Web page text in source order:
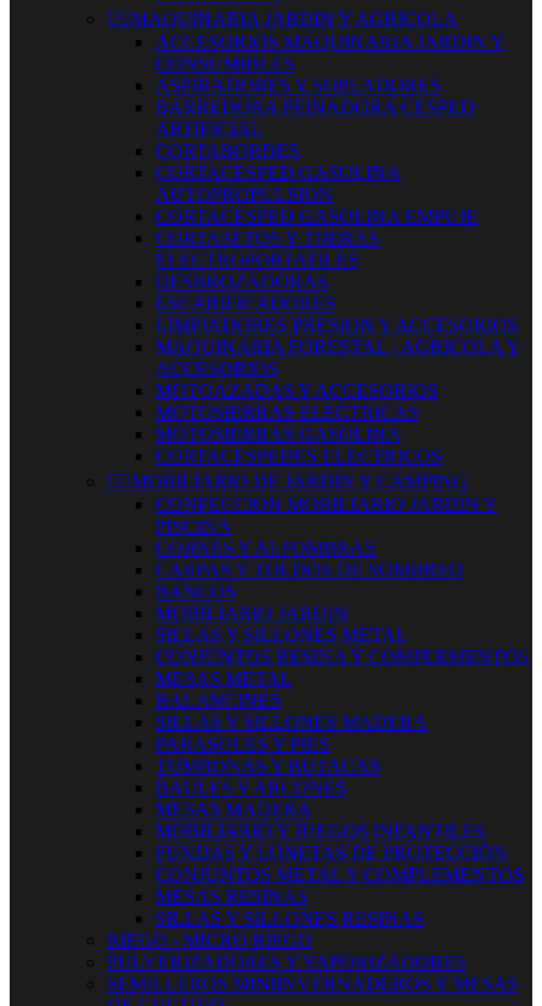
 MAQUINARIA JARDIN Y AGRICOLA
ACCESORIOS MAQUINARIA JARDIN Y
CONSUMIBLES
ASPIRADORES Y SOPLADORES
BARREDORA PEINADORA CESPED
ARTIFICIAL
CORTABORDES
CORTACESPED GASOLINA
AUTOPROPULSION
CORTACESPED GASOLINA EMPUJE
CORTASETOS Y TIJERAS
ELECTROPORTATILES
DESBROZADORAS
ESCARIFICADORES
LIMPIADORES PRESION Y ACCESORIOS
MAQUINARIA FORESTAL - AGRICOLA Y
ACCESORIOS
MOTOAZADAS Y ACCESORIOS
MOTOSIERRAS ELECTRICAS
MOTOSIERRAS GASOLINA
CORTACESPEDES ELECTRICOS
 MOBILIARIO DE JARDIN Y CAMPING
CONFECCION MOBILIARIO JARDÍN Y
PISCINA
COJINES Y ALFOMBRAS
CARPAS Y TOLDOS DE SOMBREO
BANCOS
MOBILIARIO JARDIN
SILLAS Y SILLONES METAL
CONJUNTOS RESINA Y COMPLEMENTOS
MESAS METAL
BALANCINES
SILLAS Y SILLONES MADERA
PARASOLES Y PIES
TUMBONAS Y BUTACAS
BAULES Y ARCONES
MESAS MADERA
MOBILIARIO Y JUEGOS INFANTILES
FUNDAS Y LONETAS DE PROTECCIÓN
CONJUNTOS METAL Y COMPLEMENTOS
MESAS RESINAS
SILLAS Y SILLONES RESINAS
RIEGO - MICRO RIEGO
PULVERIZADORES Y VAPORIZADORES
SEMILLEROS MINIINVERNADEROS Y MESAS